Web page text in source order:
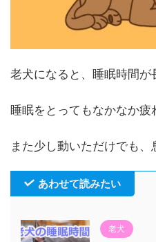
老犬になると、睡眠時間が
睡眠をとってもなかなか疲
また少し動いただけでも、
あわせて読みたい
老犬